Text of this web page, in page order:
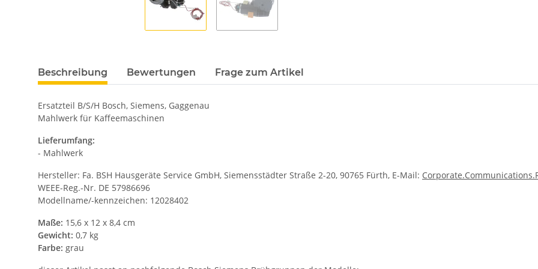
Beschreibung Bewertungen Frage zum Artikel
Ersatzteil B/S/H Bosch, Siemens, Gaggenau
Mahlwerk für Kaffeemaschinen
Lieferumfang:
- Mahlwerk
Hersteller: Fa. BSH Hausgeräte Service GmbH, Siemensstädter Straße 2-20, 90765 Fürth, E-Mail:
WEEE-Reg.-Nr. DE 57986696
Modellname/-kennzeichen: 12028402
Maße: 15,6 x 12 x 8,4 cm
Gewicht: 0,7 kg
Farbe: grau